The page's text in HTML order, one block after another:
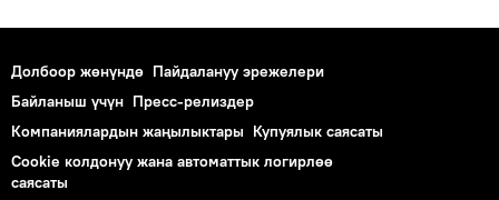
Долбоор жөнүндө Пайдалануу эрежелери
Байланыш үчүн Пресс-релиздер
Компаниялардын жаңылыктары Купуялык саясаты
Cookie колдонуу жана автоматтык логирлөө
саясаты